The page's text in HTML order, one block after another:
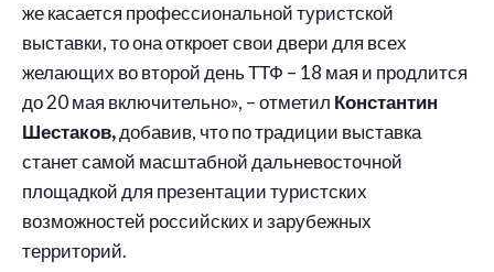
же касается профессиональной туристской
выставки, то она откроет свои двери для всех
желающих во второй день ТТФ – 18 мая и продлится
до 20 мая включительно», – отметил Константин
Шестаков,добавив, что по традиции выставка
станет самой масштабной дальневосточной
площадкой для презентации туристских
возможностей российских и зарубежных
территорий.